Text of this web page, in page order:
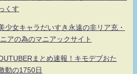
くす
少女キャラだいすき永遠の非リア充・
アの為のマニアックサイト
まとめ速報！キモデブおた
動の1750日